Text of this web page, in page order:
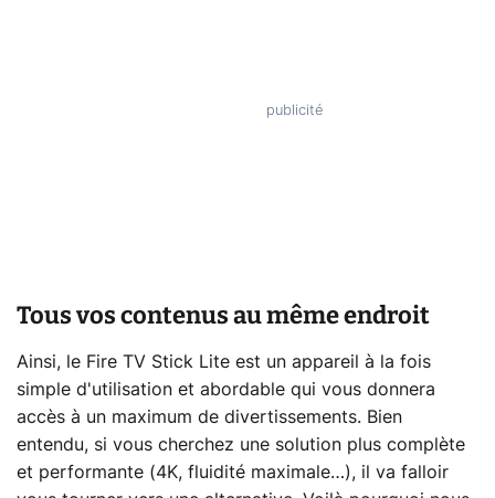
Tous vos contenus au même endroit
Ainsi, le Fire TV Stick Lite est un appareil à la fois
simple d'utilisation et abordable qui vous donnera
accès à un maximum de divertissements. Bien
entendu, si vous cherchez une solution plus complète
et performante (4K, fluidité maximale…), il va falloir